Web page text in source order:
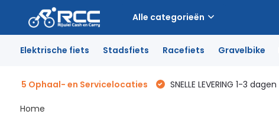
Alle categorieën
Elektrische fiets Stadsfiets Racefiets Gravelbike
5 Ophaal- en Servicelocaties SNELLE LEVERING 1-3 dagen
Home